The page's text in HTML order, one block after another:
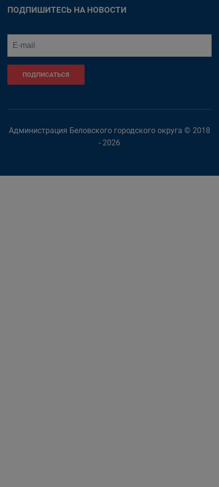
ПОДПИШИТЕСЬ НА НОВОСТИ
ПОДПИСАТЬСЯ
Администрация Беловского городского округа © 2018
- 2026